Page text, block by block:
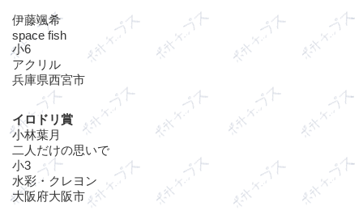
伊藤颯希
space fish
小6
アクリル
兵庫県西宮市
イロドリ賞
小林葉月
二人だけの思いで
小3
水彩・クレヨン
大阪府大阪市